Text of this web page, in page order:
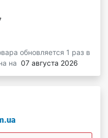
обновляется 1 раз в
на 07 августа 2026